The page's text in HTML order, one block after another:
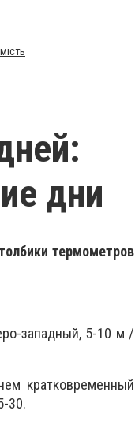
дни
термометров
западный, 5-10 м /
кратковременный
30.